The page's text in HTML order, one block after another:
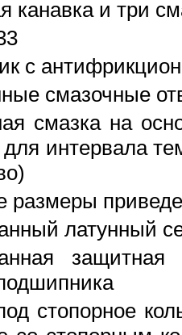
канавка и три
с
смазочные
смазка на
интервала
размеры
латунный
стопорное